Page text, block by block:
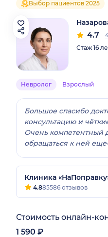
Выбор пациентов 2025
4.7
Стаж 16
Невролог Взрослый
Большое спасибо
консультацию и
Очень компетентный
обращаться к ней
Клиника
4.885586 отзывов
Стоимость онлайн-
1 590 ₽